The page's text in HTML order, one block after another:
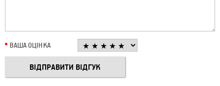
ВАША ОЦІНКА